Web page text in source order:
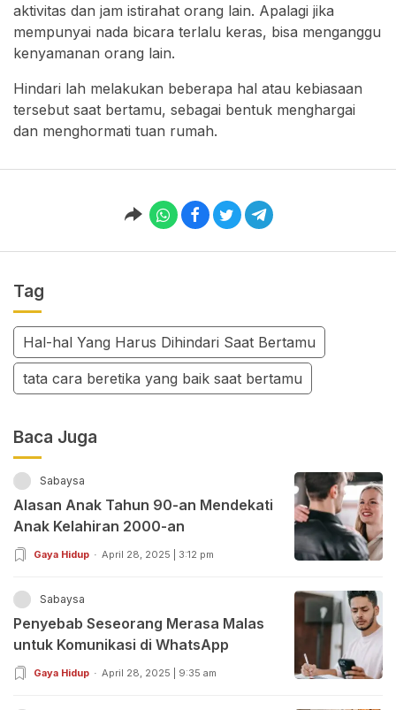
aktivitas dan jam istirahat orang lain. Apalagi jika
mempunyai nada bicara terlalu keras, bisa menganggu
kenyamanan orang lain.
Hindari lah melakukan beberapa hal atau kebiasaan
tersebut saat bertamu, sebagai bentuk menghargai
dan menghormati tuan rumah.
Tag
Hal-hal Yang Harus Dihindari Saat Bertamu
tata cara beretika yang baik saat bertamu
Baca Juga
Sabaysa
Alasan Anak Tahun 90-an Mendekati
Anak Kelahiran 2000-an
Gaya Hidup April 28, 2025 | 3:12 pm
Sabaysa
Penyebab Seseorang Merasa Malas
untuk Komunikasi di WhatsApp
Gaya Hidup April 28, 2025 | 9:35 am